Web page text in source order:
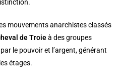
mouvements anarchistes classés
de Troieà des groupes
le pouvoir et l’argent, générant
étages.